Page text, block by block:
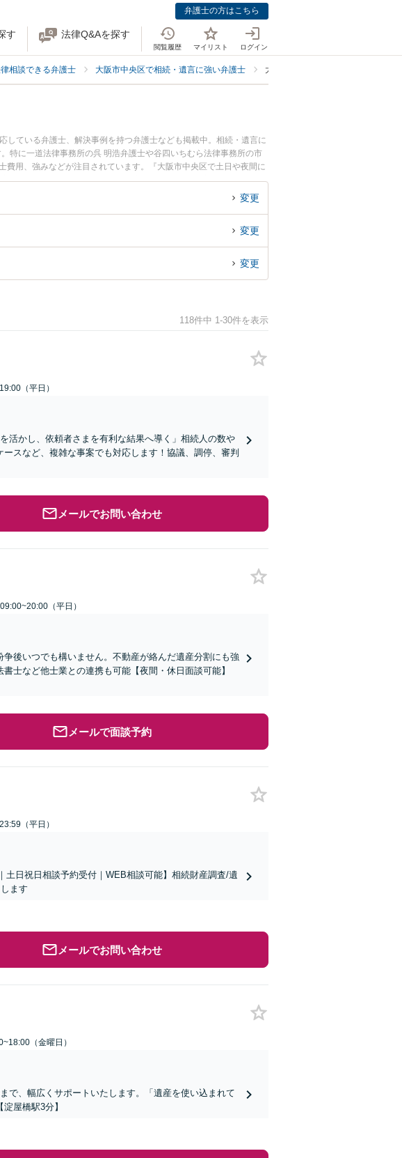
弁護士の方はこちら
す 法律Q&Aを探す
閲覧履歴 マイリスト ログイン
相談できる弁護士 大阪市中央区で相続・遺言に強い弁護士 大阪市中央区で協議に強い弁護士
ている弁護士、解決事例を持つ弁護士なども掲載中。相続・遺言に
特に一道法律事務所の呉 明浩弁護士や谷四いちむら法律事務所の市
用、強みなどが注目されています。『大阪市中央区で土日や夜間に
な近くの弁護士を検索したい』『初回相談無料で遺産分割協議を法律
変更
変更
変更
118件中 1-30件を表示
（平日）
活かし、依頼者さまを有利な結果へ導く」相続人の数や
スなど、複雑な事案でも対応します！協議、調停、審判
メールでお問い合わせ
（平日）
後いつでも構いません。不動産が絡んだ遺産分割にも強
士など他士業との連携も可能【夜間・休日面談可能】
メールで面談予約
（平日）
土日祝日相談予約受付｜WEB相談可能】相続財産調査/遺
ます
メールでお問い合わせ
（金曜日）
で、幅広くサポートいたします。「遺産を使い込まれて
屋橋駅3分】